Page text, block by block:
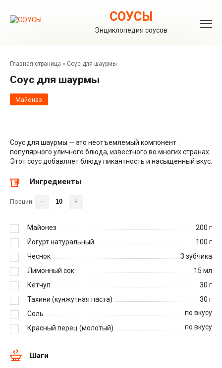
контенту
СОУСЫ
Энциклопедия соусов
Главная страница » Соус для шаурмы
Соус для шаурмы
Майонез
Соус для шаурмы — это неотъемлемый компонент
популярного уличного блюда, известного во многих странах.
Этот соус добавляет блюду пикантность и насыщенный вкус.
Ингредиенты
Порции: – +
Майонез 200 г
Йогурт натуральный
100 г
Чеснок
3 зубчика
Лимонный сок
15 мл
Кетчуп
30 г
Тахини (кунжутная паста)
30 г
Соль
по вкусу
Красный перец (молотый)
по вкусу
Шаги